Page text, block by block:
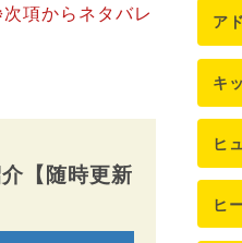
次項からネタバレ
【随時更新
ア
キ
ヒ
ヒ